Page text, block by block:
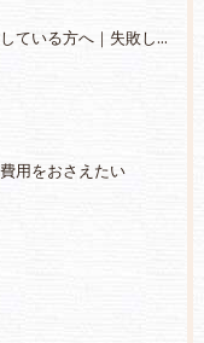
大阪で店舗改装を検討している方へ｜失敗しない業者選びのポイント
用をおさえたい